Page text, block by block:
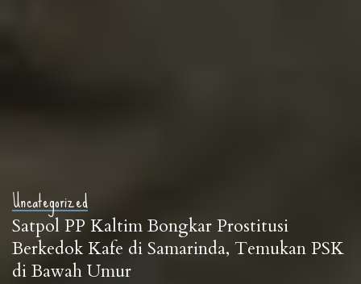
Uncategorized
Satpol PP Kaltim Bongkar Prostitusi
Berkedok Kafe di Samarinda, Temukan PSK
di Bawah Umur